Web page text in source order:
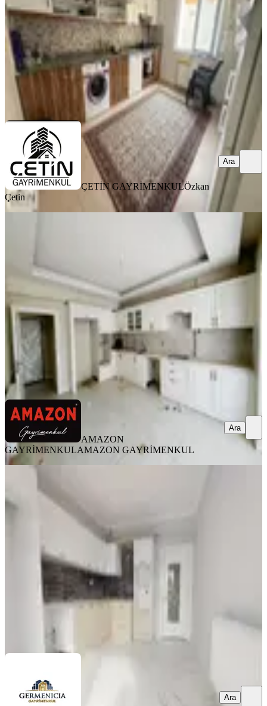
3+1· 150 m² ·5. Kat 08.08.2026
2.695.000 ₺
ÇETİN GAYRİMENKUL Özkan Çetin
Ara
ÇETİN GAYRİMENKULÖzkan
Çetin
Ara
Amazon'dan Gözde Semtte Havuzlu
Site'de Sıfır Yapı Satılık Daire
Onikişubat, Yamaçtepe Mahallesi
4+1·225 m² ·7. Kat·07.08.2026
5.875.000 ₺
AMAZON GAYRİMENKUL AMAZON GAYRİMENKUL
Ara
AMAZON
GAYRİMENKULAMAZON GAYRİMENKUL
Ara
Onikişubat, Hürriyet Mahallesi
·150 m² ·3. Kat
5.150.000 ₺
Ara